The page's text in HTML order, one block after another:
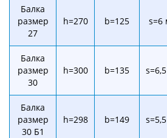
Балка
размер
27
h=270 b=125 s=6
Балка
размер
30
h=300 b=135
Балка
размер
30 Б1
h=298 b=149